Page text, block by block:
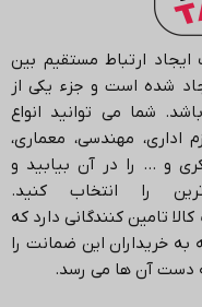
ارتباط مستقیم بین
شده است و جزء یکی از
شما می توانید انواع
اداری، مهندسی، معماری،
و … را در آن بیابید و
را انتخاب کنید.
تامین کنندگانی دارد که
به خریداران این ضمانت را
دست آن ها می رسد.